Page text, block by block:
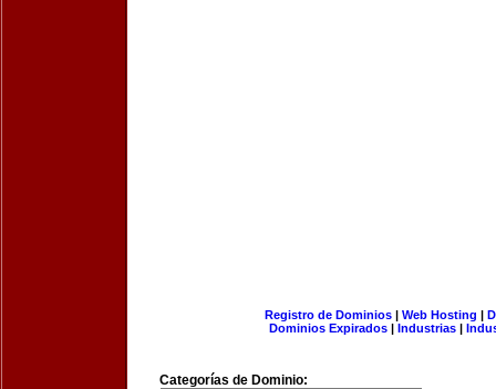
Registro de Dominios| Web Hosting |
Dominios Expirados | Industrias |
Categorías de Dominio: